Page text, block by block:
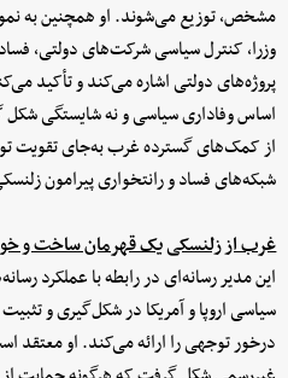
مشخص، توزیع می‌شوند. او همچنین به
وزرا، کنترل سیاسی شرکت‌های دولتی،
پروژه‌های دولتی اشاره می‌کند و تأکید
اساس وفاداری سیاسی و نه شایستگی
از کمک‌های گسترده غرب به‌جای تقویت
شبکه‌های فساد و رانتخواری پیرامون
غرب از زلنسکی یک قهرمان ساخت و خود
این مدیر رسانه‌ای در رابطه با عملکرد
سیاسی اروپا و آمریکا در شکل‌گیری و
درخور توجهی را ارائه می‌کند. او معتقد